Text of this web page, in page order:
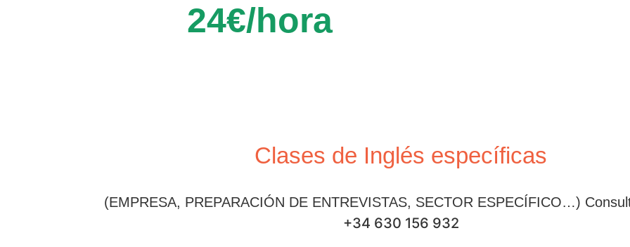
24€/hora
Clases de Inglés específicas
(EMPRESA, PREPARACIÓN DE ENTREVISTAS, SECTOR ESPECÍFICO…)
+34 630 156 932